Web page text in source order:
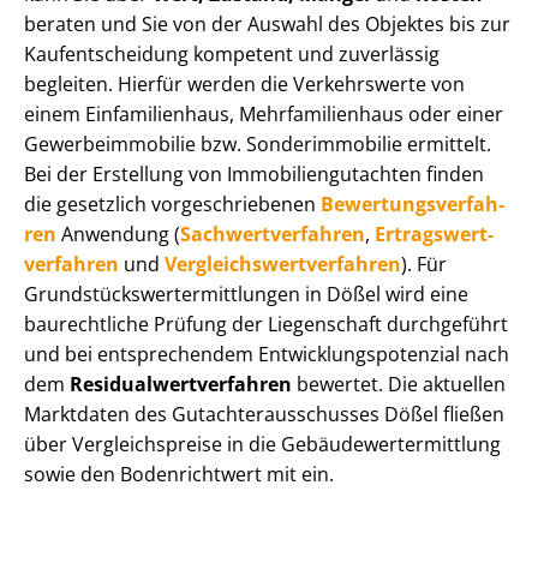
beraten und Sie von der Auswahl des Objektes bis zur
Kauf­ent­schei­dung kompetent und zuverlässig
begleiten. Hierfür werden die Verkehrswerte von
einem Einfamilienhaus, Mehr­fa­mi­li­en­haus oder einer
Ge­wer­be­im­mo­bi­lie bzw. Sonderimmobilie ermittelt.
Bei der Erstellung von Im­mo­bi­li­en­gut­ach­ten finden
die gesetzlich vor­ge­schrie­be­nen Be­wer­tungs­ver­fah­
ren Anwendung (Sach­wert­ver­fah­ren, Er­trags­wert­
ver­fah­ren und Ver­gleichs­wert­ver­fah­ren). Für
Grund­stücks­wert­ermitt­lun­gen in Dößel wird eine
baurechtliche Prüfung der Liegenschaft durchgeführt
und bei entsprechendem Ent­wick­lungs­po­ten­zi­al nach
dem Re­si­du­al­wert­ver­fah­ren bewertet. Die aktuellen
Marktdaten des Gut­ach­ter­aus­schus­ses Dößel fließen
über Ver­gleichs­prei­se in die Ge­bäu­de­wert­ermitt­lung
sowie den Bodenrichtwert mit ein.